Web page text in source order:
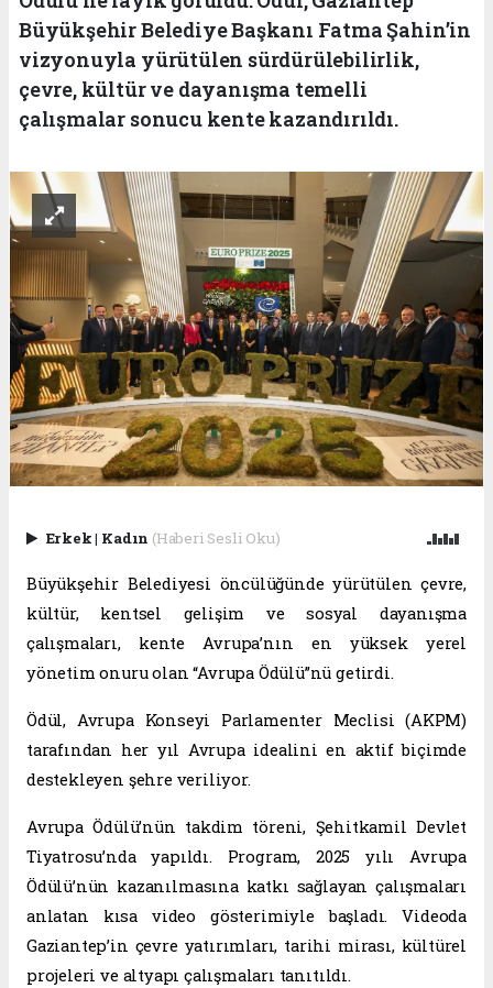
Büyükşehir Belediye Başkanı Fatma Şahin’in
vizyonuyla yürütülen sürdürülebilirlik,
çevre, kültür ve dayanışma temelli
çalışmalar sonucu kente kazandırıldı.
Erkek| Kadın (Haberi Sesli Oku)
Büyükşehir Belediyesi öncülüğünde yürütülen çevre,
kültür, kentsel gelişim ve sosyal dayanışma
çalışmaları, kente Avrupa’nın en yüksek yerel
yönetim onuru olan “Avrupa Ödülü”nü getirdi.
Ödül, Avrupa Konseyi Parlamenter Meclisi (AKPM)
tarafından her yıl Avrupa idealini en aktif biçimde
destekleyen şehre veriliyor.
Avrupa Ödülü’nün takdim töreni, Şehitkamil Devlet
Tiyatrosu’nda yapıldı. Program, 2025 yılı Avrupa
Ödülü’nün kazanılmasına katkı sağlayan çalışmaları
anlatan kısa video gösterimiyle başladı. Videoda
Gaziantep’in çevre yatırımları, tarihi mirası, kültürel
projeleri ve altyapı çalışmaları tanıtıldı.